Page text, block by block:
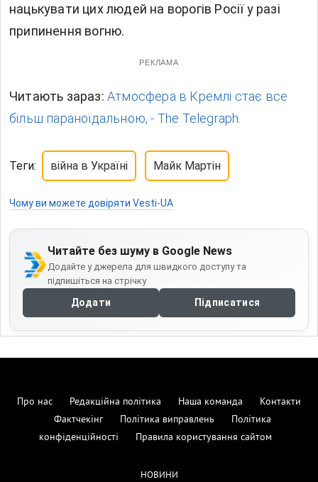
нацькувати цих людей на ворогів Росії у разі
припинення вогню.
РЕКЛАМА
Читають зараз: Атмосфера в Кремлі стає все
більш параноїдальною, - The Telegraph.
Теги: війна в Україні Майк Мартін
Чому ви можете довіряти Vesti-UA
Читайте без шуму в Google News
Додайте у джерела для швидкого доступу та
підпишіться на стрічку
Додати Підписатися
Про нас Редакційна політика Наша команда
Контакти
Фактчекінг
Політика виправлень
Політика
конфіденційності
Правила користування сайтом
НОВИНИ